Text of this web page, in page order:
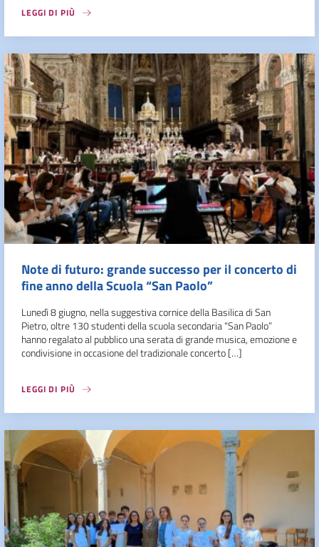
LEGGI DI PIÙ
Note di futuro: grande successo per il concerto di
fine anno della Scuola “San Paolo”
Lunedì 8 giugno, nella suggestiva cornice della Basilica di San
Pietro, oltre 130 studenti della scuola secondaria “San Paolo”
hanno regalato al pubblico una serata di grande musica, emozione e
condivisione in occasione del tradizionale concerto […]
LEGGI DI PIÙ